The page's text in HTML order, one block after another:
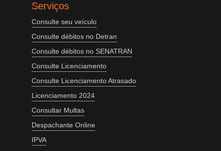
Serviços
Consulte seu veículo
Consulte débitos no Detran
Consulte débitos no SENATRAN
Consulte Licenciamento
Consulte Licenciamento Atrasado
Licenciamento 2024
Consultar Multas
Despachante Online
IPVA